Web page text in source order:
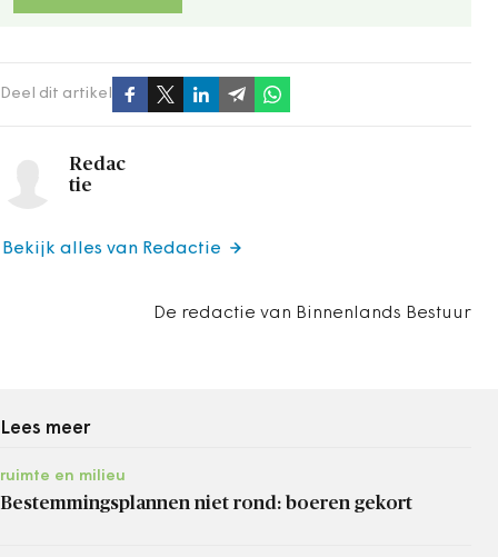
Deel dit artikel
Redac
tie
De redactie van Binnenlands Bestuur
Bekijk alles van Redactie
Lees meer
ruimte en milieu
Bestemmingsplannen niet rond: boeren gekort